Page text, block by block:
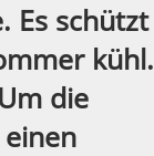
Es schützt
kühl.
die